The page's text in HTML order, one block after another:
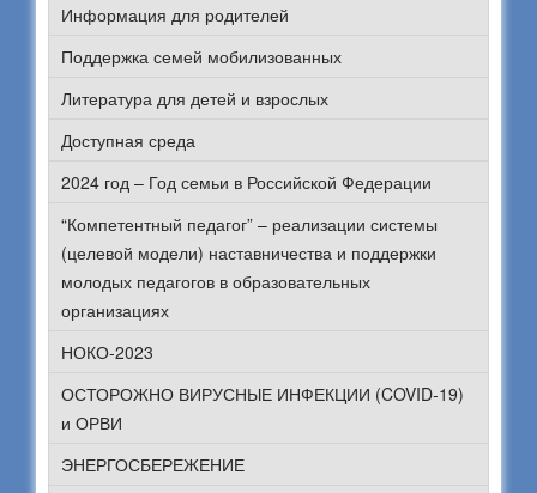
Информация для родителей
Поддержка семей мобилизованных
Литература для детей и взрослых
Доступная среда
2024 год – Год семьи в Российской Федерации
“Компетентный педагог” – реализации системы
(целевой модели) наставничества и поддержки
молодых педагогов в образовательных
организациях
НОКО-2023
ОСТОРОЖНО ВИРУСНЫЕ ИНФЕКЦИИ (COVID-19)
и ОРВИ
ЭНЕРГОСБЕРЕЖЕНИЕ